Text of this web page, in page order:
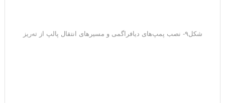
شکل۹- نصب پمپ‌های دیافراگمی و مسیرهای انتقال پالپ از ته‌ریز